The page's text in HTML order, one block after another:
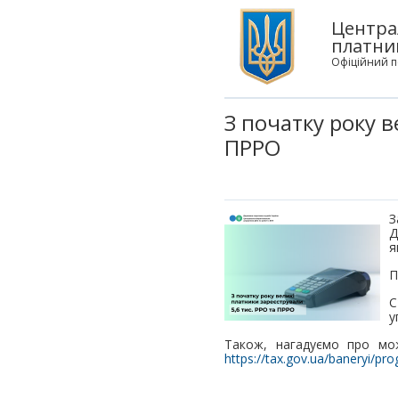
Офіційний
З початку року
ПРРО
Також, нагадуємо про
https://tax.gov.ua/baneryi/